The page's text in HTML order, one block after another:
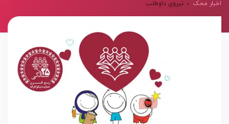
اخبار محک
نیروی داوطلب